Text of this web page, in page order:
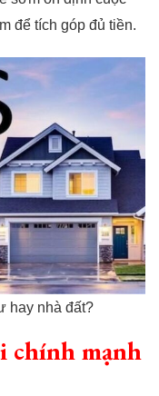
để tích góp đủ tiền.
hay nhà đất?
chính mạnh